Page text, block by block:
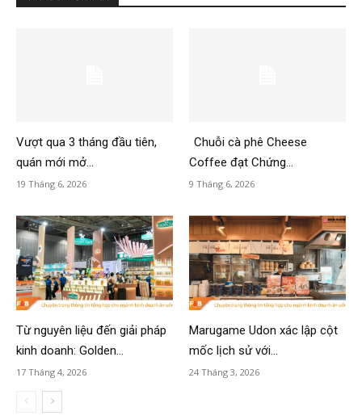
Vượt qua 3 tháng đầu tiên,
quán mới mở...
19 Tháng 6, 2026
Chuỗi cà phê Cheese
Coffee đạt Chứng...
9 Tháng 6, 2026
Từ nguyên liệu đến giải pháp
kinh doanh: Golden...
17 Tháng 4, 2026
Marugame Udon xác lập cột
mốc lịch sử với...
24 Tháng 3, 2026